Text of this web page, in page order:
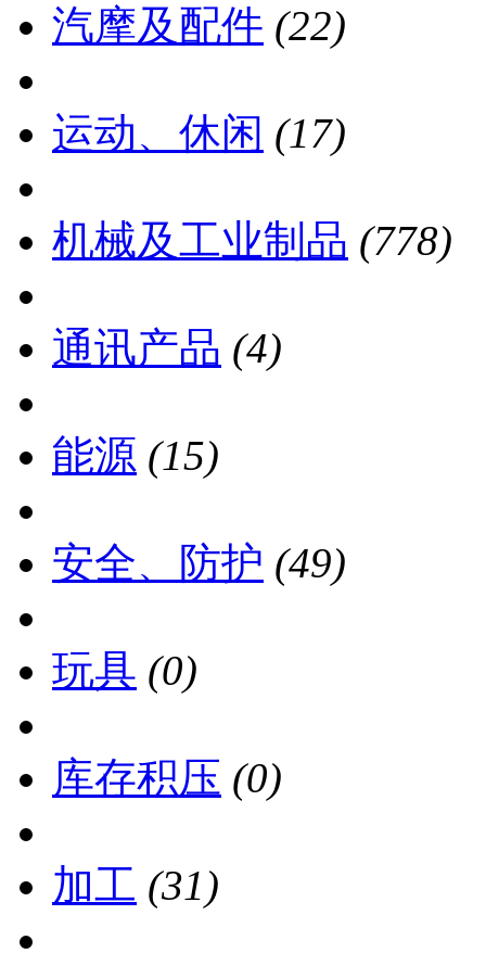
汽摩及配件 (22)
运动、休闲 (17)
机械及工业制品 (778)
通讯产品 (4)
能源 (15)
安全、防护 (49)
玩具 (0)
库存积压 (0)
加工 (31)